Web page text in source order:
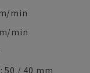
min
min
50 / 40 mm